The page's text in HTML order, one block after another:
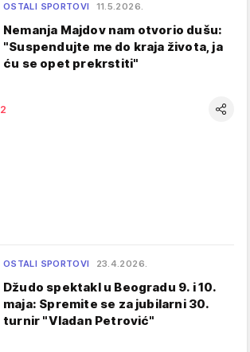
OSTALI SPORTOVI 11.5.2026.
Nemanja Majdov nam otvorio dušu:
"Suspendujte me do kraja života, ja
ću se opet prekrstiti"
2
OSTALI SPORTOVI 23.4.2026.
Džudo spektakl u Beogradu 9. i 10.
maja: Spremite se za jubilarni 30.
turnir "Vladan Petrović"